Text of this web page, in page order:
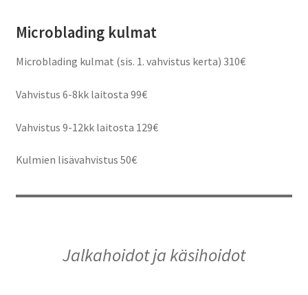
Microblading kulmat
Microblading kulmat (sis. 1. vahvistus kerta) 310€
Vahvistus 6-8kk laitosta 99€
Vahvistus 9-12kk laitosta 129€
Kulmien lisävahvistus 50€
Jalkahoidot ja käsihoidot